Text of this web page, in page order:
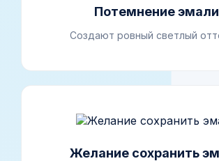
Потемнение эмали
Создают ровный светлый
Желание сохранить